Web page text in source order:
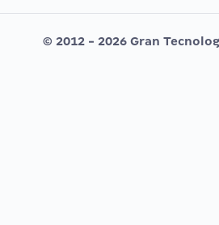
© 2012 - 2026 Gran